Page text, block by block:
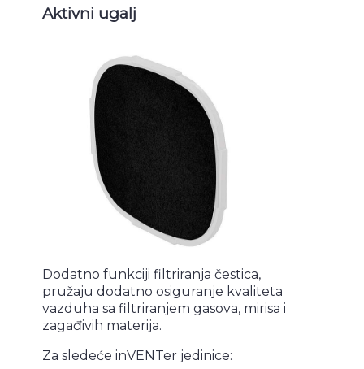
Aktivni ugalj
Dodatno funkciji filtriranja čestica,
pružaju dodatno osiguranje kvaliteta
vazduha sa filtriranjem gasova, mirisa i
zagađivih materija.
Za sledeće inVENTer jedinice: